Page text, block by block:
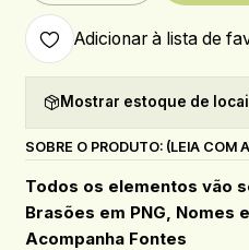
Adicionar à lista de
Mostrar estoque de
SOBRE O PRODUTO: (LEIA COM
Todos os elementos vão
Brasões em PNG, Nomes
Acompanha Fontes